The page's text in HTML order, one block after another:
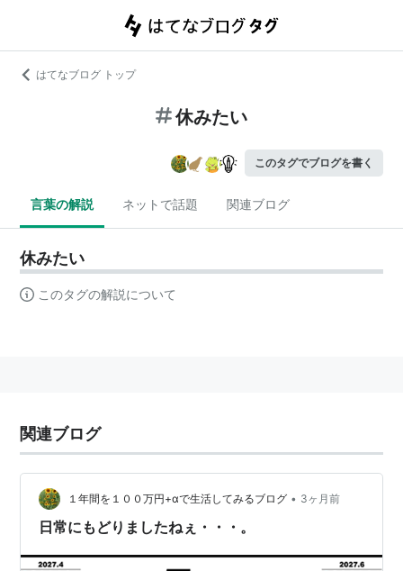
はてなブログ トップ
休みたい
このタグでブログを書く
言葉の解説 ネットで話題 関連ブログ
休みたい
このタグの解説について
関連ブログ
１年間を１００万円+αで生活してみるブログ • 3ヶ月前
日常にもどりましたねぇ・・・。